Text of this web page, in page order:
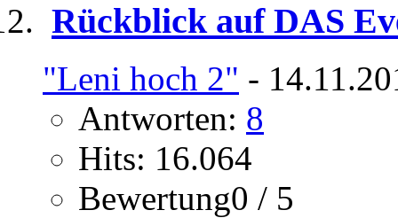
Rückblick auf DAS
"Leni hoch 2" -
Antworten: 8
Hits: 16.064
Bewertung0 / 5